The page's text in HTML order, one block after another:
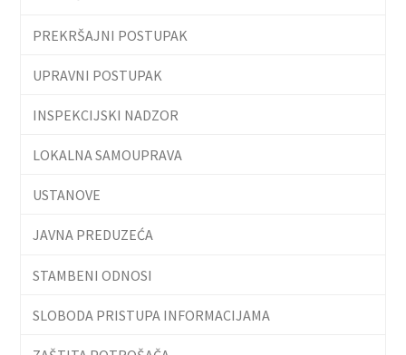
PREKRŠAJNI POSTUPAK
UPRAVNI POSTUPAK
INSPEKCIJSKI NADZOR
LOKALNA SAMOUPRAVA
USTANOVE
JAVNA PREDUZEĆA
STAMBENI ODNOSI
SLOBODA PRISTUPA INFORMACIJAMA